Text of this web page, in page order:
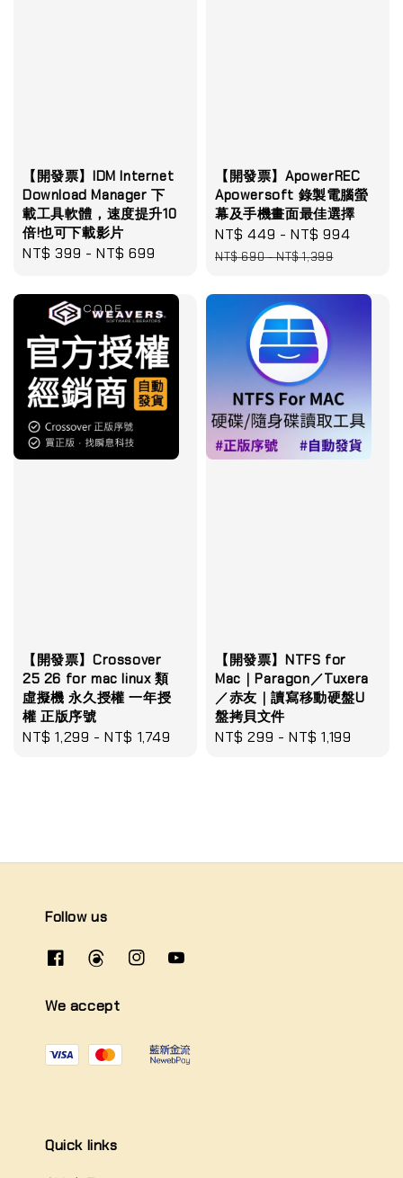
【開發票】IDM Internet
Download Manager 下
載工具軟體，速度提升10
倍!也可下載影片
Regular
NT$ 399 -NT$ 699
【開發票】ApowerREC
Apowersoft 錄製電腦螢
幕及手機畫面最佳選擇
Sale
price
NT$ 449 -NT$ 994
NT$ 690-NT$ 1,399
【開發票】Crossover
25 26 for mac linux 類
虛擬機 永久授權 一年授
權 正版序號
Regular
NT$ 1,299 -NT$ 1,749
【開發票】NTFS for
Mac｜Paragon／Tuxera
／赤友｜讀寫移動硬盤U
盤拷貝文件
Regular
NT$ 299 -NT$ 1,199
Follow us
We accept
Quick links